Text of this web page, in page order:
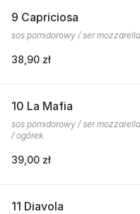
9 Capriciosa
sos pomidorowy / ser
38,90 zł
10 La Mafia
sos pomidorowy / ser
/ ogórek
39,00 zł
11 Diavola